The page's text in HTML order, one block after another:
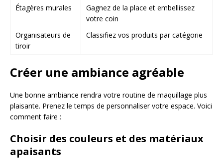
Étagères murales
Gagnez de la place et embellissez
votre coin
Organisateurs de
tiroir
Classifiez vos produits par catégorie
Créer une ambiance agréable
Une bonne ambiance rendra votre routine de maquillage plus
plaisante. Prenez le temps de personnaliser votre espace. Voici
comment faire :
Choisir des couleurs et des matériaux
apaisants